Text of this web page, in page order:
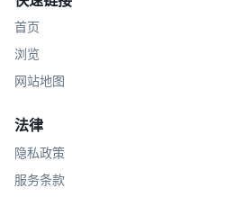
首页
浏览
网站地图
法律
隐私政策
服务条款